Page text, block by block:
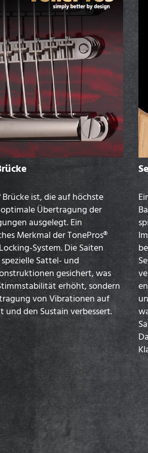
Brücke ist, die auf höchste
Übertragung der
ausgelegt. Ein
Merkmal der TonePros®
System. Die Saiten
Sattel- und
gesichert, was
erhöht, sondern
von Vibrationen auf
und den Sustain verbessert.